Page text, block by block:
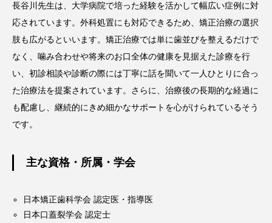
長谷川先生は、大学病院で培った経験を活かして幅広い症例に対
応されています。外科処置にも対応できるため、矯正治療の選択
肢も広がるといいます。矯正治療では単に歯並びを整えるだけで
なく、噛み合わせや将来のお口全体の健康を見据えた診療を行
い、初診相談や診断の際には丁寧に話を聞いて一人ひとりに合っ
た治療法を提案されています。さらに、治療後の長期的な経過に
も配慮し、継続的にきめ細かなサポートを心がけられているそう
です。
主な資格・所属・学会
日本矯正歯科学会 認定医・指導医
日本口蓋裂学会 認定士